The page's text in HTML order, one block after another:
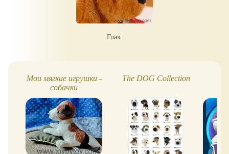
Глаз.
Мои мягкие игрушки -
собачки
The DOG Сollection